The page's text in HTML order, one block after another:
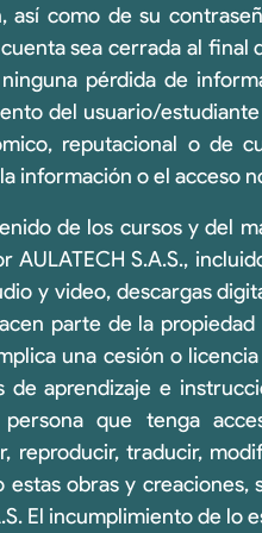
así como de su
sea cerrada al final
pérdida de
del usuario/
reputacional o de
información o el acceso
de los cursos y del
S.A.S.,
y video, descargas
parte de la propiedad
una cesión o
aprendizaje e
persona que tenga
reproducir, traducir,
obras y creaciones,
El incumplimiento de lo